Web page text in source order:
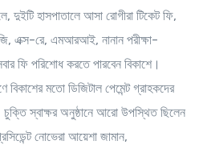
হাসপাতালে আসা রোগীরা টিকেট ফি,
এক্স-রে, এমআরআই, নানান পরীক্ষা-
ফি পরিশোধ করতে পারবেন বিকাশে।
বিকাশের মতো ডিজিটাল পেমেন্ট গ্রাহকদের
স্বাক্ষর অনুষ্ঠানে আরো উপস্থিত ছিলেন
নোভেরা আয়েশা জামান,